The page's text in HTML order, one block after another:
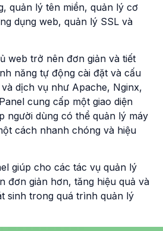
quản lý tên miền, quản lý cơ
dụng web, quản lý SSL và
web trở nên đơn giản và tiết
năng tự động cài đặt và cấu
dịch vụ như Apache, Nginx,
cung cấp một giao diện
người dùng có thể quản lý máy
cách nhanh chóng và hiệu
giúp cho các tác vụ quản lý
đơn giản hơn, tăng hiệu quả và
sinh trong quá trình quản lý